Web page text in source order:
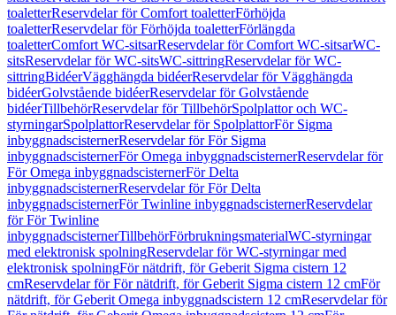
toaletterReservdelar för Comfort toaletterFörhöjda
toaletterReservdelar för Förhöjda toaletterFörlängda
toaletterComfort WC-sitsarReservdelar för Comfort WC-sitsarWC-
sitsReservdelar för WC-sitsWC-sittringReservdelar för WC-
sittringBidéerVägghängda bidéerReservdelar för Vägghängda
bidéerGolvstående bidéerReservdelar för Golvstående
bidéerTillbehörReservdelar för TillbehörSpolplattor och WC-
styrningarSpolplattorReservdelar för SpolplattorFör Sigma
inbyggnadscisternerReservdelar för För Sigma
inbyggnadscisternerFör Omega inbyggnadscisternerReservdelar för
För Omega inbyggnadscisternerFör Delta
inbyggnadscisternerReservdelar för För Delta
inbyggnadscisternerFör Twinline inbyggnadscisternerReservdelar
för För Twinline
inbyggnadscisternerTillbehörFörbrukningsmaterialWC-styrningar
med elektronisk spolningReservdelar för WC-styrningar med
elektronisk spolningFör nätdrift, för Geberit Sigma cistern 12
cmReservdelar för För nätdrift, för Geberit Sigma cistern 12 cmFör
nätdrift, för Geberit Omega inbyggnadscistern 12 cmReservdelar för